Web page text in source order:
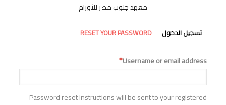
معهد جنوب مصر للأورام
التبويبات
الأساسية
تسجيل الدخول RESET YOUR PASSWORD
Username or email address
Password reset instructions will be sent to your registered